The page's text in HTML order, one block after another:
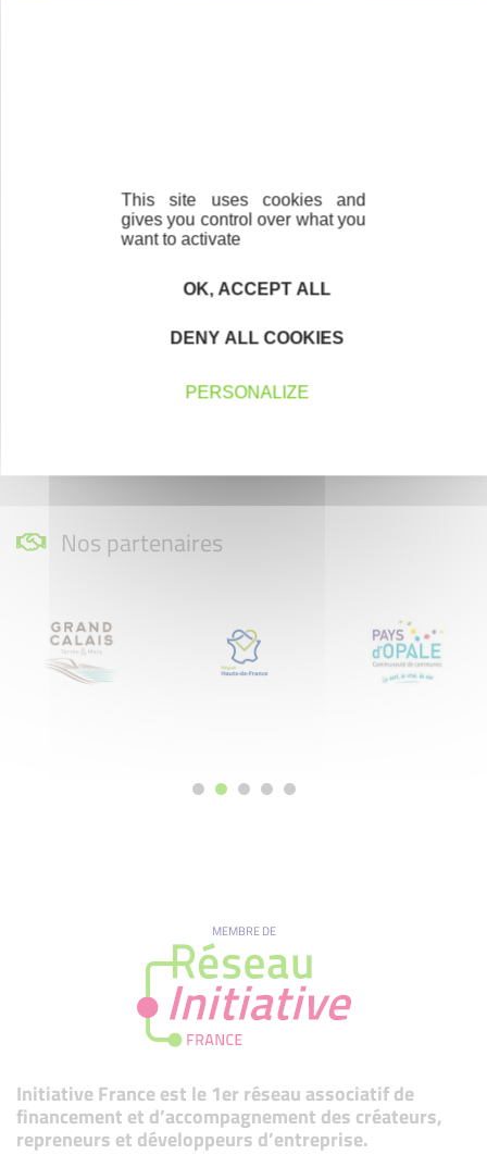
Nous les avons accompagnés dans leur
projet entrepreneurial
Découvrez qui ils sont !
Nos partenaires
MEMBRE DE
Initiative France est le 1er réseau associatif de
financement et d’accompagnement des créateurs,
repreneurs et développeurs d’entreprise.
This site uses cookies and
gives you control over what you
want to activate
OK, ACCEPT ALL
DENY ALL COOKIES
PERSONALIZE